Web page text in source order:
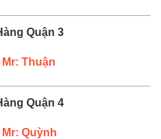
Quận 3
Mr: Thuận
Quận 4
Mr: Quỳnh